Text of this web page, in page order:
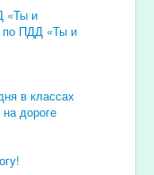
«Ты и
по ПДД «Ты и
в классах
дороге